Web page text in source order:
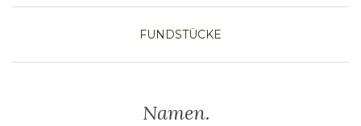
FUNDSTÜCKE
Namen.